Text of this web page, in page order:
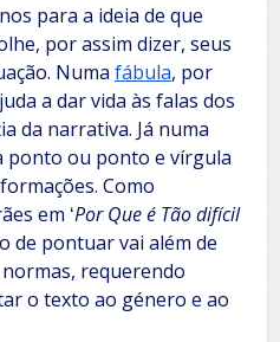
para a ideia de que
por assim dizer, seus
Numa fábula, por
a dar vida às falas dos
da narrativa. Já numa
ponto ou ponto e vírgula
Como
em ʻPor Que é Tão difícil
de pontuar vai além de
requerendo
o texto ao género e ao